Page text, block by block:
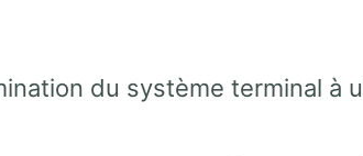
du système terminal à